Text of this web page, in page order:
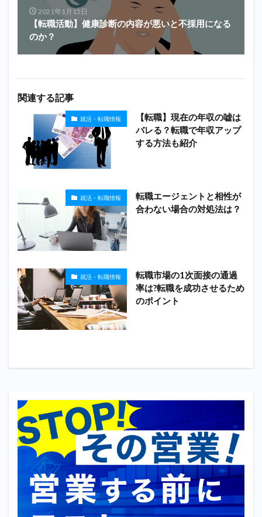
2021年1月15日
【転職活動】健康診断の内容が悪いと不採用になる
のか？
関連する記事
就活・転職情報
【転職】現在の年収の嘘は
バレる？転職で年収アップ
する方法も紹介
就活・転職情報
転職エージェントと相性が
合わない場合の対処法は？
就活・転職情報
転職市場の1次面接の通過
率は?転職を成功させるため
のポイント